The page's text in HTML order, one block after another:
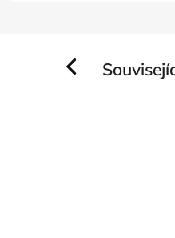
Previous